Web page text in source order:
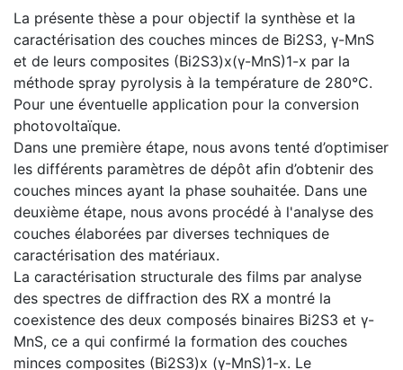
La présente thèse a pour objectif la synthèse et la
caractérisation des couches minces de Bi2S3, γ-MnS
et de leurs composites (Bi2S3)x(γ-MnS)1-x par la
méthode spray pyrolysis à la température de 280°C.
Pour une éventuelle application pour la conversion
photovoltaïque.
Dans une première étape, nous avons tenté d’optimiser
les différents paramètres de dépôt afin d’obtenir des
couches minces ayant la phase souhaitée. Dans une
deuxième étape, nous avons procédé à l'analyse des
couches élaborées par diverses techniques de
caractérisation des matériaux.
La caractérisation structurale des films par analyse
des spectres de diffraction des RX a montré la
coexistence des deux composés binaires Bi2S3 et γ-
MnS, ce a qui confirmé la formation des couches
minces composites (Bi2S3)x (γ-MnS)1-x. Le